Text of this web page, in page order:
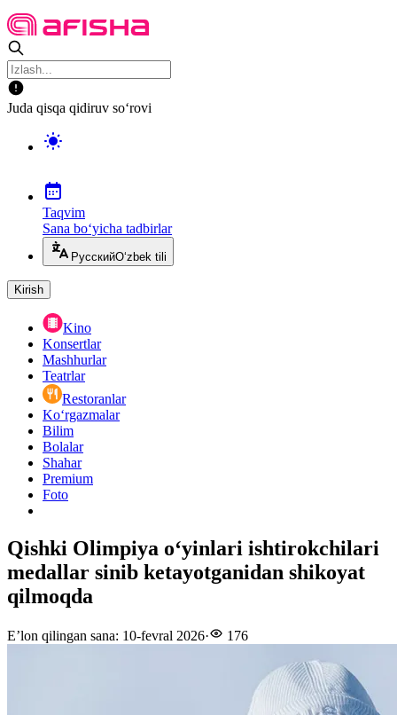
Juda qisqa qidiruv so‘rovi
Taqvim
Sana bo‘yicha tadbirlar
РусскийO‘zbek tili
Kirish
Kino
Konsertlar
Mashhurlar
Teatrlar
Restoranlar
Ko‘rgazmalar
Bilim
Bolalar
Shahar
Premium
Foto
Qishki Olimpiya o‘yinlari ishtirokchilari
medallar sinib ketayotganidan shikoyat
qilmoqda
E’lon qilingan sana: 10-fevral 2026· 176